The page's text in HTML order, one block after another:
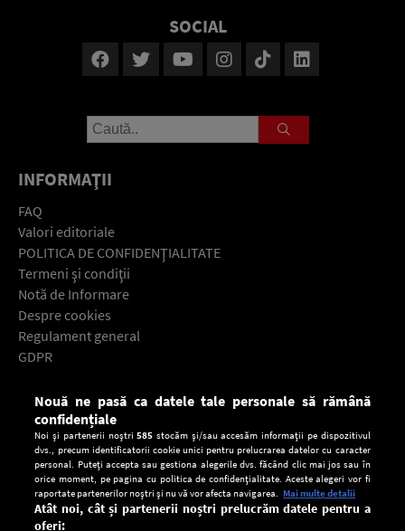
SOCIAL
INFORMAŢII
FAQ
Valori editoriale
POLITICA DE CONFIDENŢIALITATE
Termeni şi condiţii
Notă de Informare
Despre cookies
Regulament general
GDPR
Descarcă gratuit aplicaţia Europa FM pentru smartphone:
Nouă ne pasă ca datele tale personale să rămână
confidențiale
Noi și partenerii noștri585 stocăm și/sau accesăm informații pe dispozitivul
dvs., precum identificatorii cookie unici pentru prelucrarea datelor cu caracter
personal. Puteți accepta sau gestiona alegerile dvs. făcând clic mai jos sau în
orice moment, pe pagina cu politica de confidențialitate. Aceste alegeri vor fi
raportate partenerilor noștri și nu vă vor afecta navigarea. Mai multe detalii
Atât noi, cât și partenerii noștri prelucrăm datele pentru a
oferi: